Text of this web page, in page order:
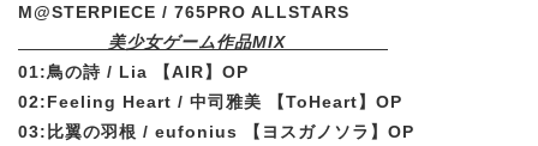
M@STERPIECE / 765PRO ALLSTARS
美少女ゲーム作品MIX
01:鳥の詩 / Lia 【AIR】OP
02:Feeling Heart / 中司雅美 【ToHeart】OP
03:比翼の羽根 / eufonius 【ヨスガノソラ】OP